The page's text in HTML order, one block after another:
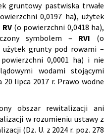
gruntowy pastwiska trwałe
0,0197 ha), użytek
RV (o powierzchni 0,0418 ha),
symbolem – RVI (o
użytek grunty pod rowami –
0,0001 ha) i nie
wodami stojącymi
lipca 2017 r. Prawo wodne
obszar rewitalizacji ani
w rozumieniu ustawy z
(Dz. U. z 2024 r. poz. 278